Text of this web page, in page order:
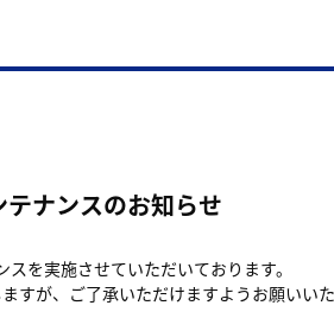
テナンスのお知らせ
を実施させていただいております。
すが、ご了承いただけますようお願いい